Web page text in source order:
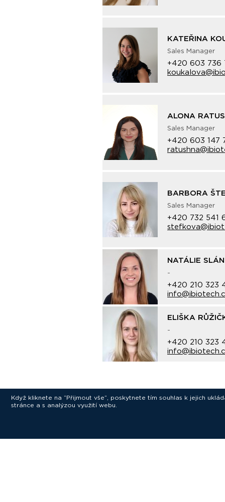
KATEŘINA
Sales Manager
+420 603 736
ALONA
Sales Manager
+420 603 147
BARBORA
Sales Manager
+420 732 541
NATÁLIE
-
+420 210 323
ELIŠKA
-
+420 210 323
Když kliknete na “Přijmout vše”, poskytnete tím souhlas k jejich
stránce a s analýzou využití webu.